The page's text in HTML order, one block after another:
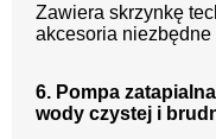
Zawiera skrzynkę
akcesoria niezbędne
6. Pompa
wody czystej i